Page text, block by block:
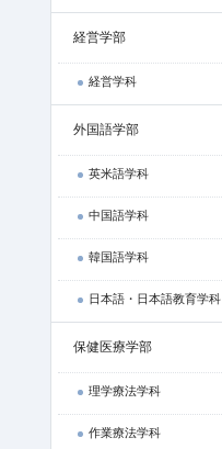
経営学部
経営学科
外国語学部
英米語学科
中国語学科
韓国語学科
日本語・日本語教育学科
保健医療学部
理学療法学科
作業療法学科